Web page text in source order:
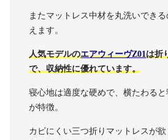
またマットレス中材を丸洗いでき
えます。
人気モデルのエアウィーヴZ01 は折
で、収納性に優れています。
寝心地は適度な硬めで、横たわる
が特徴。
カビにくい三つ折りマットレスが